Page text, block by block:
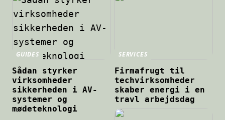
GUIDES
Sådan styrker
virksomheder
sikkerheden i AV-
systemer og
mødeteknologi
SERVICES
Firmafrugt til
techvirksomheder
skaber energi i en
travl arbejdsdag